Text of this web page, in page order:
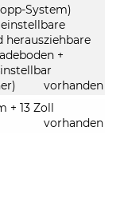
System)
+
vorhanden
+ 13 Zoll
vorhanden